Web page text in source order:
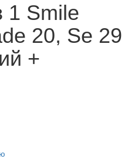
1 Smile
20, Se 29
+